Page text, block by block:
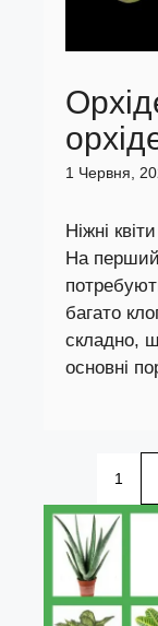
1 Червня,
Ніжні
На
багато
складно,
основні
1